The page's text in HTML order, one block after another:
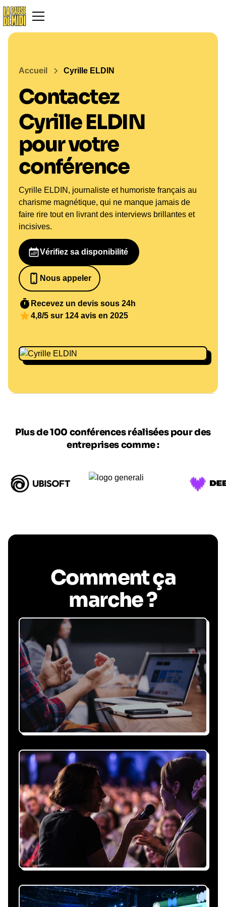
Accueil Cyrille ELDIN
Contactez
Cyrille ELDIN
pour votre
conférence
Cyrille ELDIN, journaliste et humoriste français au
charisme magnétique, qui ne manque jamais de
faire rire tout en livrant des interviews brillantes et
incisives.
Vérifiez sa disponibilité
Nous appeler
0652698481
Recevez un devis sous 24h
4,8/5 sur 124 avis en 2025
Plus de 100 conférences réalisées pour des
entreprises comme :
Comment ça
marche ?
Recevez une proposition
sous 24h
Expliquez-nous vos besoins, on vous répond
sous 24h avec une proposition
personnalisée, claire et adaptée à votre
événement et à vos contraintes.
Nous nous occupons de